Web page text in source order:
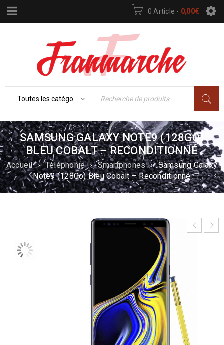
0 Article - 0,00€
SAMSUNG GALAXY NOTE9 (128GO)
BLEU COBALT – RECONDITIONNÉ
Accueil › Téléphonie › Smartphones › Samsung Galaxy
Note9 (128Go) Bleu Cobalt – Reconditionné